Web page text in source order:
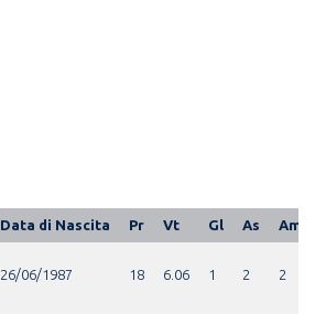
Data di Nascita Pr Vt Gl As Am
26/06/1987 18 6.06 1 2 2